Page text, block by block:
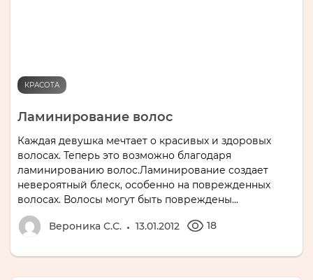
КРАСОТА
Ламинирование волос
Каждая девушка мечтает о красивых и здоровых
волосах. Теперь это возможно благодаря
ламинированию волос.Ламинирование создает
невероятный блеск, особенно на поврежденных
волосах. Волосы могут быть повреждены...
Вероника С.С. 13.01.2012 18